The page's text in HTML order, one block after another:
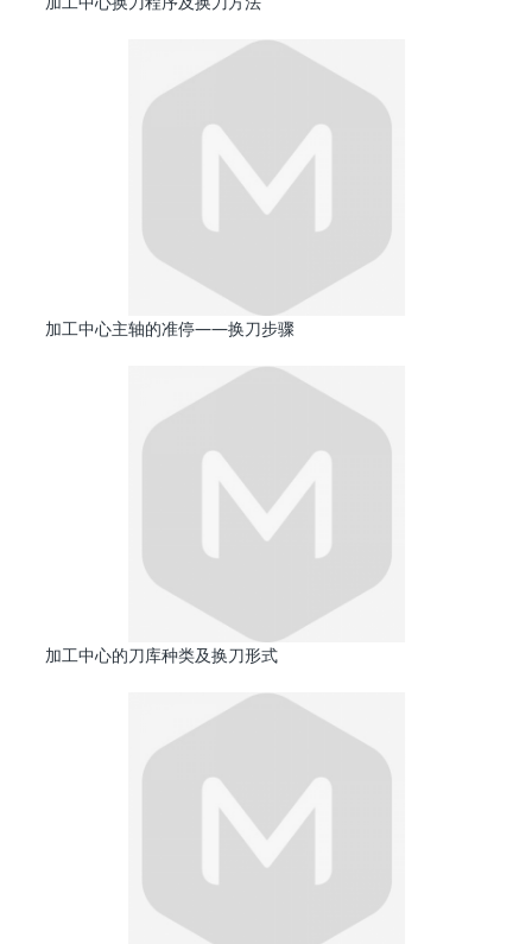
加工中心主轴的准停——换刀步骤
加工中心的刀库种类及换刀形式